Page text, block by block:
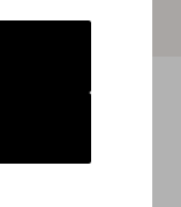
開催中』
時計